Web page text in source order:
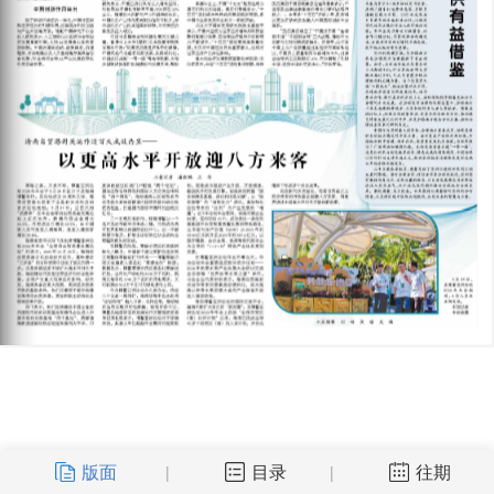
版面 | 目录 | 往期